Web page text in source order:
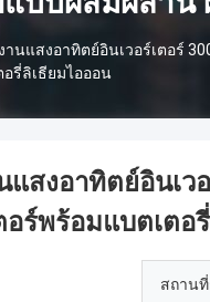
นแสงอาทิตย์อินเวอร์เตอร์
อรี่ลิเธียมไอออน
สงอาทิตย์อินเว
อร์พร้อมแบตเตอ
สถาน